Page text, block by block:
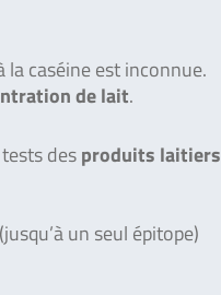
caséine est inconnue.
de lait.
desproduits laitiers
(jusqu’à un seul épitope)